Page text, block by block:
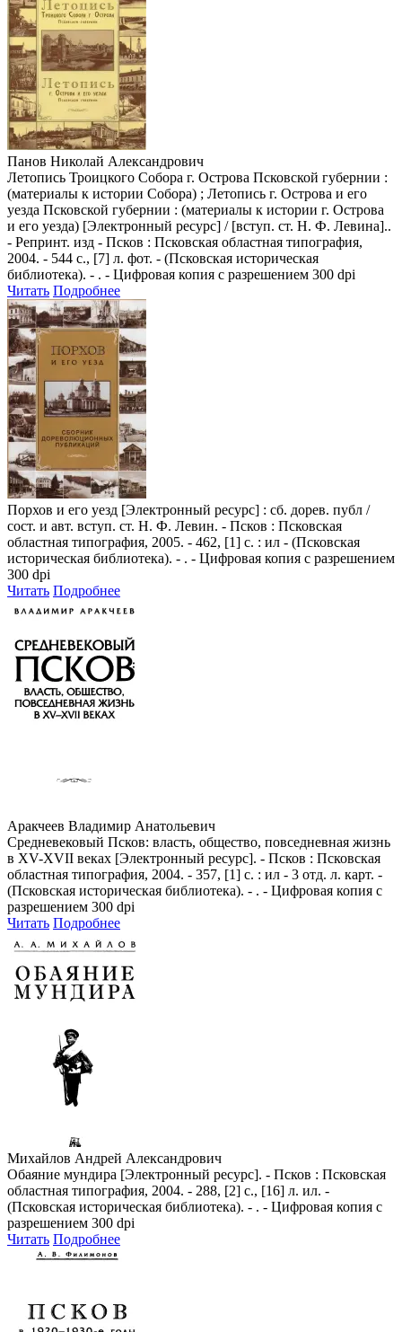
Панов Николай Александрович
Летопись Троицкого Собора г. Острова Псковской губернии :
(материалы к истории Собора) ; Летопись г. Острова и его
уезда Псковской губернии : (материалы к истории г. Острова
и его уезда) [Электронный ресурс] / [вступ. ст. Н. Ф. Левина]..
- Репринт. изд - Псков : Псковская областная типография,
2004. - 544 с., [7] л. фот. - (Псковская историческая
библиотека). - . - Цифровая копия с разрешением 300 dpi
Читать Подробнее
Порхов и его уезд [Электронный ресурс] : сб. дорев. публ /
сост. и авт. вступ. ст. Н. Ф. Левин. - Псков : Псковская
областная типография, 2005. - 462, [1] с. : ил - (Псковская
историческая библиотека). - . - Цифровая копия с разрешением
300 dpi
Читать Подробнее
Аракчеев Владимир Анатольевич
Средневековый Псков: власть, общество, повседневная жизнь
в ХV-ХVII веках [Электронный ресурс]. - Псков : Псковская
областная типография, 2004. - 357, [1] с. : ил - 3 отд. л. карт. -
(Псковская историческая библиотека). - . - Цифровая копия с
разрешением 300 dpi
Читать Подробнее
Михайлов Андрей Александрович
Обаяние мундира [Электронный ресурс]. - Псков : Псковская
областная типография, 2004. - 288, [2] с., [16] л. ил. -
(Псковская историческая библиотека). - . - Цифровая копия с
разрешением 300 dpi
Читать Подробнее